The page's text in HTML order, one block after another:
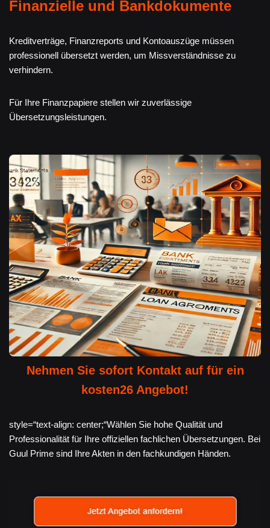
Finanzielle und Bankdokumente
Kreditverträge, Finanzreports und Kontoauszüge müssen
professionell übersetzt werden, um Missverständnisse zu
verhindern.
Für Ihre Finanzpapiere stellen wir zuverlässige
Übersetzungsleistungen.
Nehmen Sie sofort Kontakt auf für ein
kosten26 Angebot!
style=“text-align: center;“Wählen Sie hohe Qualität und
Professionalität für Ihre offiziellen fachlichen Übersetzungen. Bei
Guul Prime sind Ihre Akten in den fachkundigen Händen.